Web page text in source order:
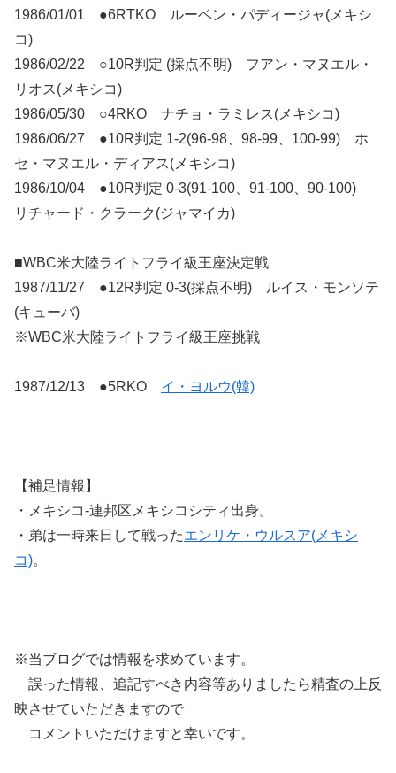
1986/01/01 ●6RTKO ルーベン・パディージャ(メキシ
コ)
1986/02/22 ○10R判定 (採点不明) フアン・マヌエル・
リオス(メキシコ)
1986/05/30 ○4RKO ナチョ・ラミレス(メキシコ)
1986/06/27 ●10R判定 1-2(96-98、98-99、100-99) ホ
セ・マヌエル・ディアス(メキシコ)
1986/10/04 ●10R判定 0-3(91-100、91-100、90-100)
リチャード・クラーク(ジャマイカ)
■WBC米大陸ライトフライ級王座決定戦
1987/11/27 ●12R判定 0-3(採点不明) ルイス・モンソテ
(キューバ)
※WBC米大陸ライトフライ級王座挑戦
1987/12/13 ●5RKO イ・ヨルウ(韓)
【補足情報】
・メキシコ-連邦区メキシコシティ出身。
・弟は一時来日して戦ったエンリケ・ウルスア(メキシ
コ)。
※当ブログでは情報を求めています。
誤った情報、追記すべき内容等ありましたら精査の上反
映させていただきますので
コメントいただけますと幸いです。